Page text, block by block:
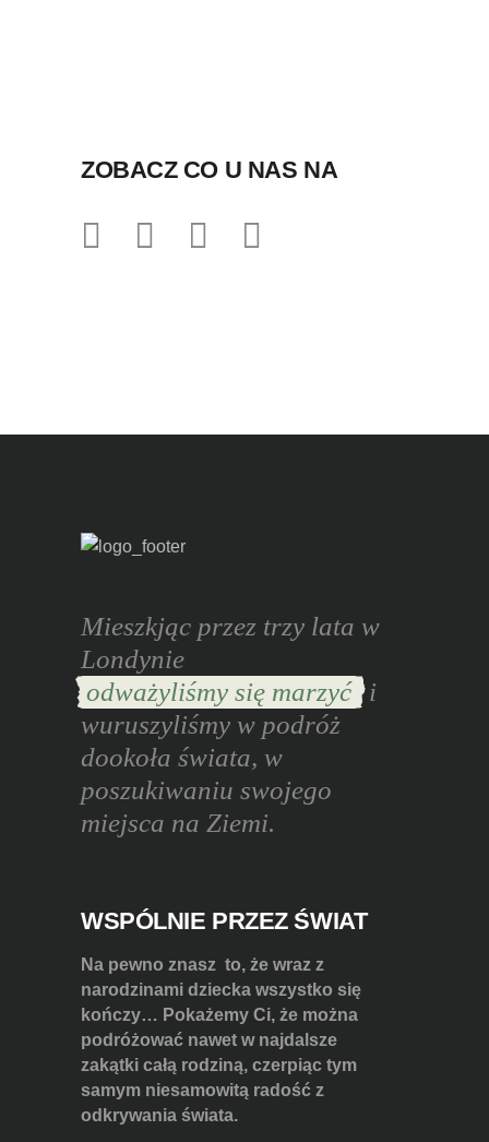
ZOBACZ CO U NAS NA
Mieszkjąc przez trzy lata w
Londynie
odważyliśmy się marzyć i
wuruszyliśmy w podróż
dookoła świata, w
poszukiwaniu swojego
miejsca na Ziemi.
WSPÓLNIE PRZEZ ŚWIAT
Na pewno znasz to, że wraz z
narodzinami dziecka wszystko się
kończy… Pokażemy Ci, że można
podróżować nawet w najdalsze
zakątki całą rodziną, czerpiąc tym
samym niesamowitą radość z
odkrywania świata.